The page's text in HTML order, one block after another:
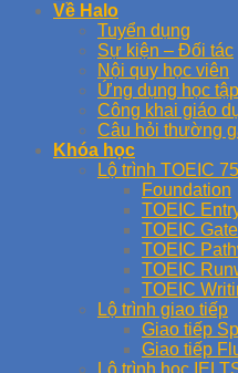
Về Halo
Tuyển dụng
Sự kiện – Đối tác
Nội quy học viên
Ứng dụng học tập
Công khai giáo
Câu hỏi thường
Khóa học
Lộ trình TOEIC
Foundation
TOEIC
TOEIC
TOEIC
TOEIC
TOEIC
Lộ trình giao tiếp
Giao tiếp
Giao tiếp